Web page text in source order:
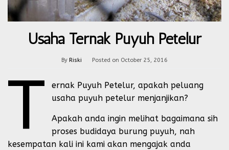
Usaha Ternak Puyuh Petelur
By Riski Posted on October 25, 2016
t
ernak Puyuh Petelur, apakah peluang
usaha puyuh petelur menjanjikan?
Apakah anda ingin melihat bagaimana sih
proses budidaya burung puyuh, nah
kesempatan kali ini kami akan mengajak anda